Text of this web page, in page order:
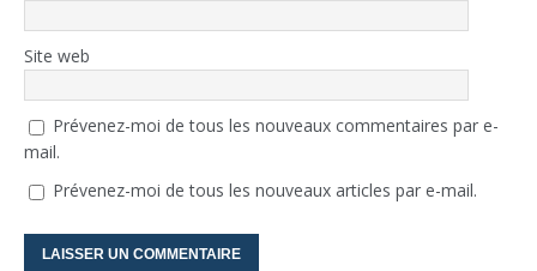
Site web
Prévenez-moi de tous les nouveaux commentaires par e-
mail.
Prévenez-moi de tous les nouveaux articles par e-mail.